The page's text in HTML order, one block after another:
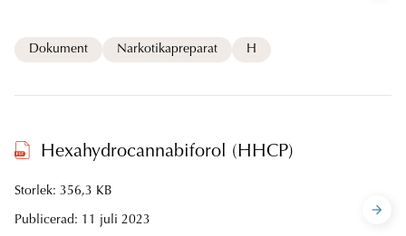
Dokument Narkotikapreparat H
Hexahydrocannabiforol (HHCP)
Storlek: 356,3 KB
Publicerad: 11 juli 2023